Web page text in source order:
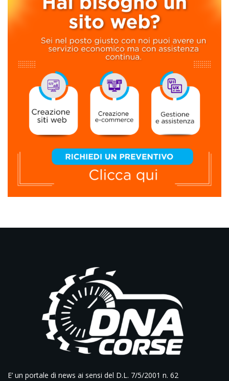
E’ un portale di news ai sensi del D.L. 7/5/2001 n. 62